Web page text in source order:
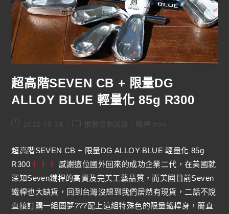
超高階SEVEN CB + 限量DG
ALLOY BLUE 輕量化 85g R300
2022-08-24 鐵桿 Iron
超高階SEVEN CB + 限量DG ALLOY BLUE 輕量化 85g
R300
感謝這位國外回來的成功企業二代，在美國就
深知Seven鐵桿的高貴及完美工藝品質，而美國目前Seven
鐵桿也大缺貨，回到台灣沒想到我們居然有現貨，二話不說
直接訂購一組圓夢???配上這組特殊色的限量鐵桿身，簡直